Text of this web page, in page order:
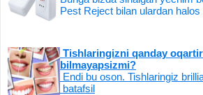
Pest Reject bilan ulardan halos
Tishlaringizni qanday
bilmayapsizmi?
Endi bu oson. Tishlaringiz
batafsil